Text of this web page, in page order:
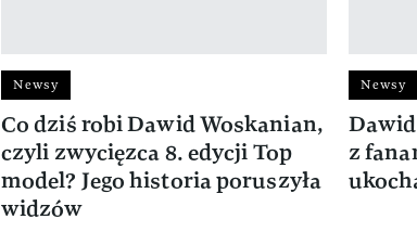
Newsy
Co dziś robi Dawid Woskanian,
czyli zwycięzca 8. edycji Top
model? Jego historia poruszyła
widzów
Newsy
z